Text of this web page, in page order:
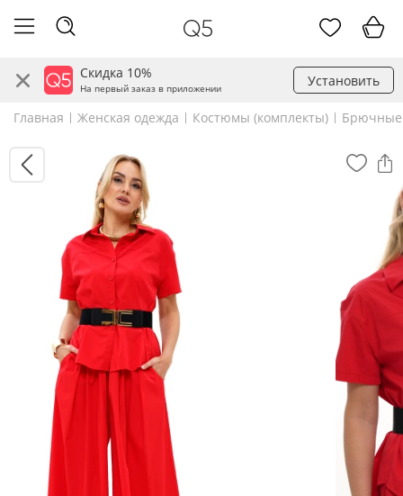
Скидка 10%
На первый заказ в приложении Установить
Главная Женская одежда Костюмы (комплекты)